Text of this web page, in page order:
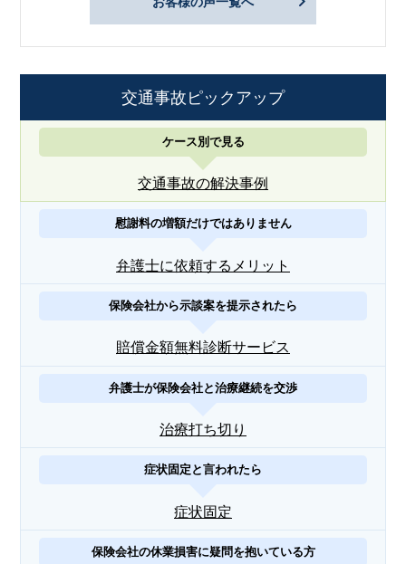
交通事故ピックアップ
ケース別で見る
交通事故の解決事例
慰謝料の増額だけではありません
弁護士に依頼するメリット
保険会社から示談案を提示されたら
賠償金額無料診断サービス
弁護士が保険会社と治療継続を交渉
治療打ち切り
症状固定と言われたら
症状固定
保険会社の休業損害に疑問を抱いている方